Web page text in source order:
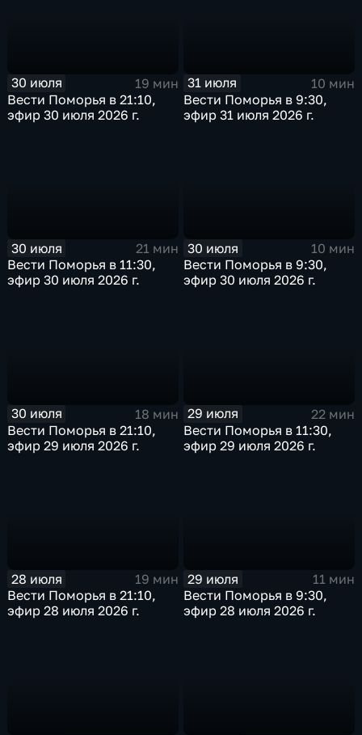
30 июля
19 мин
Вести Поморья в 21:10,
эфир 30 июля 2026 г.
31 июля
10 мин
Вести Поморья в 9:30,
эфир 31 июля 2026 г.
30 июля
21 мин
Вести Поморья в 11:30,
эфир 30 июля 2026 г.
30 июля
10 мин
Вести Поморья в 9:30,
эфир 30 июля 2026 г.
30 июля
18 мин
Вести Поморья в 21:10,
эфир 29 июля 2026 г.
29 июля
22 мин
Вести Поморья в 11:30,
эфир 29 июля 2026 г.
28 июля
19 мин
Вести Поморья в 21:10,
эфир 28 июля 2026 г.
29 июля
11 мин
Вести Поморья в 9:30,
эфир 28 июля 2026 г.